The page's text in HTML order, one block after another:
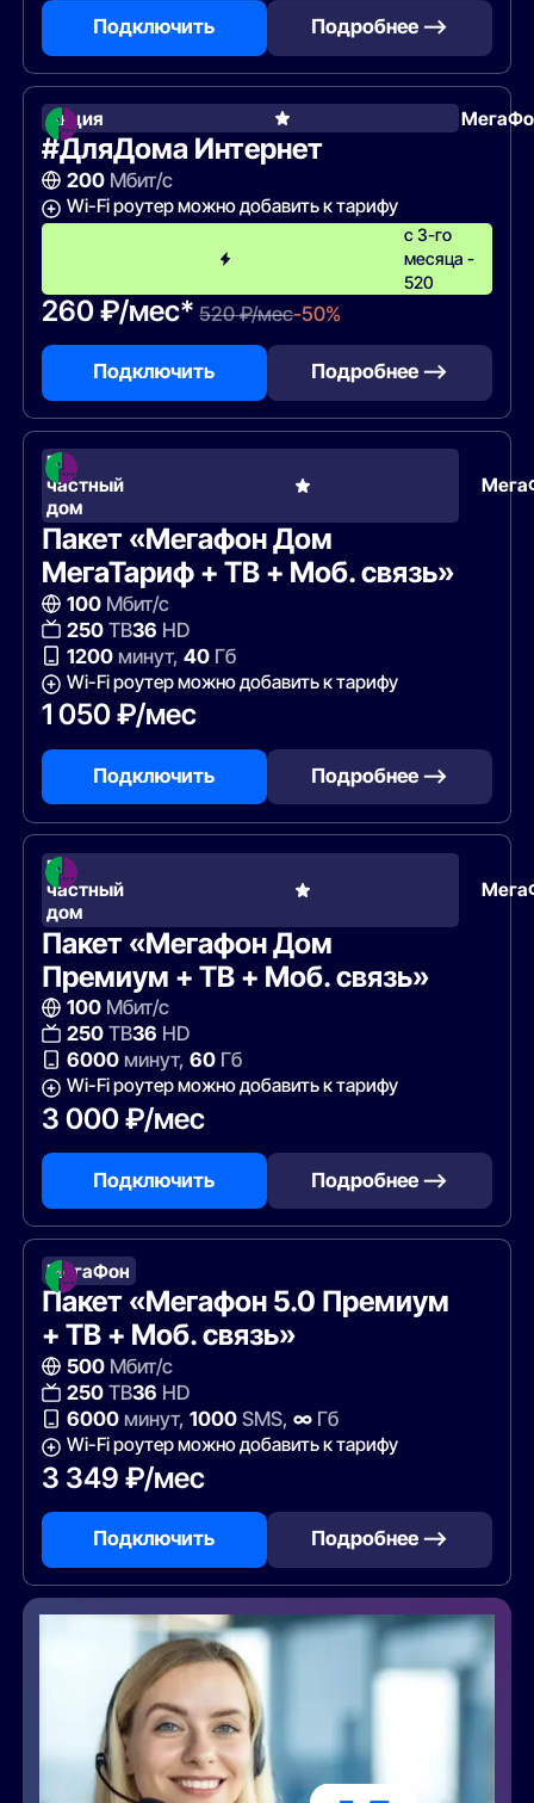
Подключить Подробнее —>
Акция
#ДляДома Интернет
200Мбит/с
Wi-Fi роутер можно добавить к тарифу
с 3-го
месяца -
520
260 ₽/мес* 520 ₽/мес-50%
Подключить Подробнее —>
В
частный
дом
Пакет «Мегафон Дом
МегаТариф + ТВ + Моб. связь»
100Мбит/с
250ТВ36 HD
1200минут, 40Гб
Wi-Fi роутер можно добавить к тарифу
1 050 ₽/мес
Подключить Подробнее —>
В
частный
дом
Пакет «Мегафон Дом
Премиум + ТВ + Моб. связь»
100Мбит/с
250ТВ36 HD
6000минут, 60Гб
Wi-Fi роутер можно добавить к тарифу
3 000 ₽/мес
Подключить Подробнее —>
МегаФон
Пакет «Мегафон 5.0 Премиум
+ ТВ + Моб. связь»
500Мбит/с
250ТВ36 HD
6000минут, 1000SMS, ∞Гб
Wi-Fi роутер можно добавить к тарифу
3 349 ₽/мес
Подключить Подробнее —>